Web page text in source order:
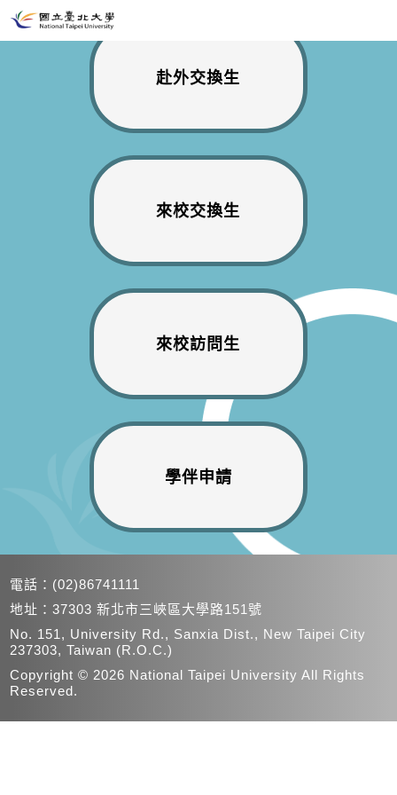
赴外交換生
來校交換生
來校訪問生
學伴申請
電話： (02)86741111
地址：37303 新北市三峽區大學路151號
No. 151, University Rd., Sanxia Dist., New Taipei City
237303, Taiwan (R.O.C.)
Copyright © 2026 National Taipei University All Rights
Reserved.